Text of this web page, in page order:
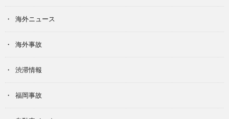
海外ニュース
海外事故
渋滞情報
福岡事故